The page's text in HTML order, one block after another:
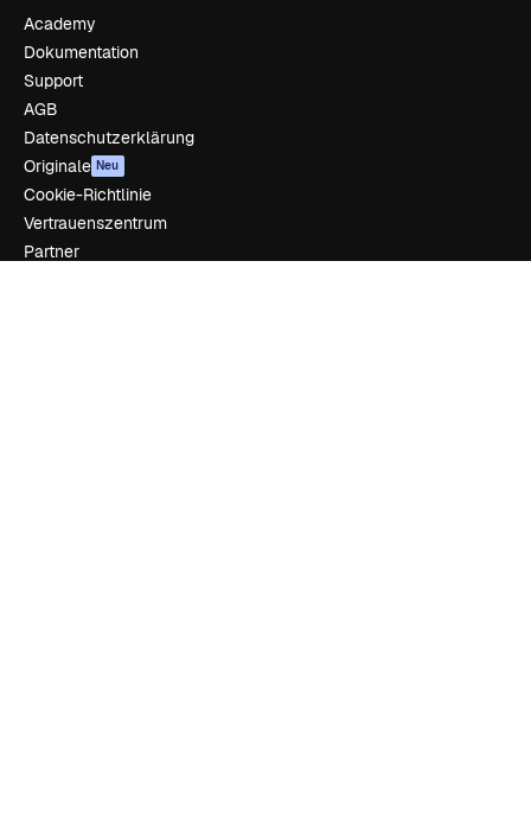
Academy
Dokumentation
Support
AGB
Datenschutzerklärung
Originale Neu
Cookie-Richtlinie
Vertrauenszentrum
Partner